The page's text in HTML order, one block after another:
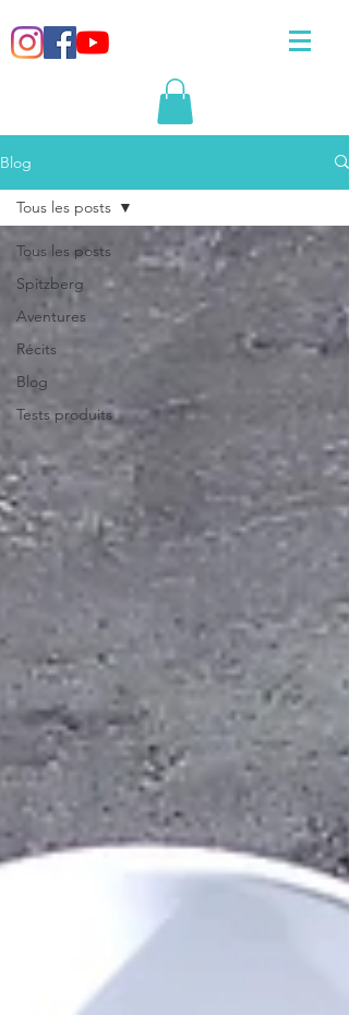
Blog
Tous les posts
Spitzberg
Aventures
Récits
Blog
Tests produits
Tous les posts